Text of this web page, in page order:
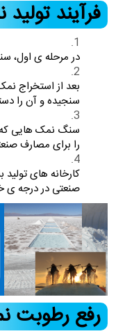
فرآیند
در مرحله ی اول،
بعد از استخراج
سنجیده و آن را
سنگ نمک هایی
را برای مصارف
کارخانه های
صنعتی در درجه ی
رفع رطوبت